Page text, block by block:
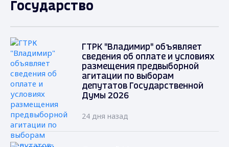
Государство
ГТРК "Владимир" объявляет
сведения об оплате и условиях
размещения предвыборной
агитации по выборам
депутатов Государственной
Думы 2026
24 дня назад